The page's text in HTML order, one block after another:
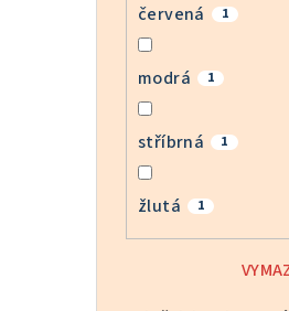
červená 1
modrá 1
stříbrná 1
žlutá 1